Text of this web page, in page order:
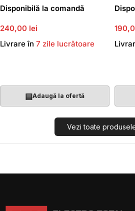
Disponibilă la comandă
240,00 lei
Livrare în 7 zile lucrătoare
▤Adaugă la ofertă
Vezi toate